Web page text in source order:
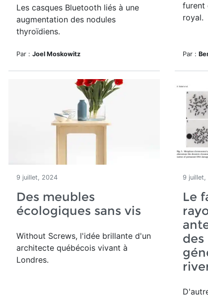
Les casques Bluetooth liés à une
augmentation des nodules
thyroïdiens.
Par : Joel Moskowitz
furent
royal.
Par :
9 juillet, 2024
Des meubles
écologiques sans vis
Without Screws, l'idée brillante d'un
architecte québécois vivant à
Londres.
9
Le